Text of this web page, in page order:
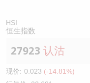
HSI
恒生指数
27923 认沽
现价: 0.023 (-14.81%)